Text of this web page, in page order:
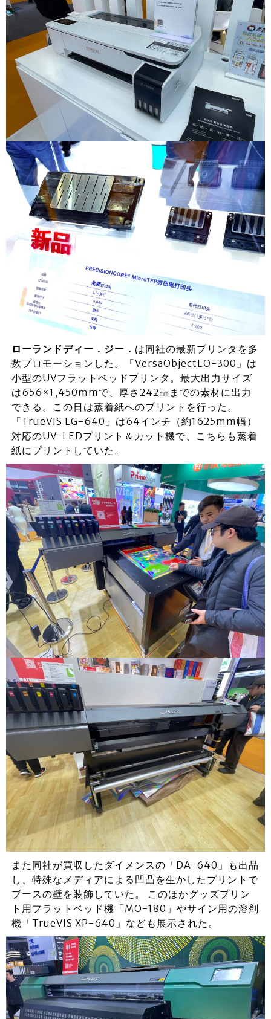
ローランドディー．ジー． は同社の最新プリンタを多
数プロモーションした。「VersaObjectLO-300」は
小型のUVフラットベッドプリンタ。最大出力サイズ
は656×1,450mmで、厚さ242㎜までの素材に出力
できる。この日は蒸着紙へのプリントを行った。
「TrueVIS LG-640」は64インチ（約1625mm幅）
対応のUV-LEDプリント＆カット機で、こちらも蒸着
紙にプリントしていた。
また同社が買収したダイメンスの「DA-640」も出品
し、特殊なメディアによる凹凸を生かしたプリントで
ブースの壁を装飾していた。 このほかグッズプリン
ト用フラットベッド機「MO-180」やサイン用の溶剤
機「TrueVIS XP-640」なども展示された。